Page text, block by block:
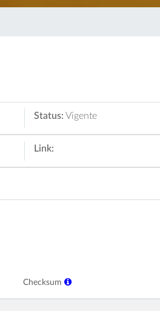
Status: Vigente
Link:
Checksum